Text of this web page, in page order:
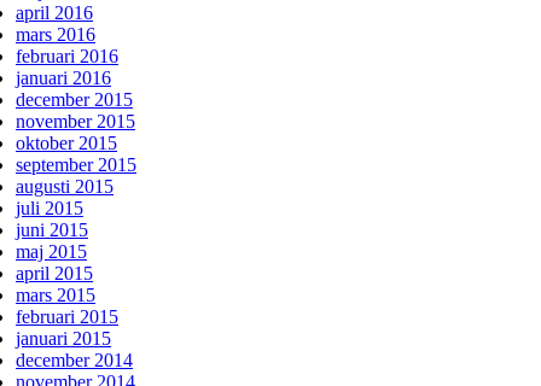
april 2016
mars 2016
februari 2016
januari 2016
december 2015
november 2015
oktober 2015
september 2015
augusti 2015
juli 2015
juni 2015
maj 2015
april 2015
mars 2015
februari 2015
januari 2015
december 2014